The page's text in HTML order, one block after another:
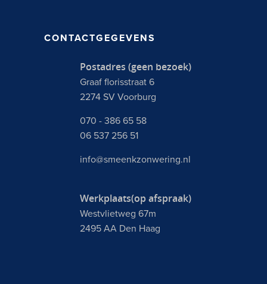
CONTACTGEGEVENS
Postadres (geen bezoek)
Graaf florisstraat 6
2274 SV Voorburg
070 - 386 65 58
06 537 256 51
info@smeenkzonwering.nl
Werkplaats(op afspraak)
Westvlietweg 67m
2495 AA Den Haag